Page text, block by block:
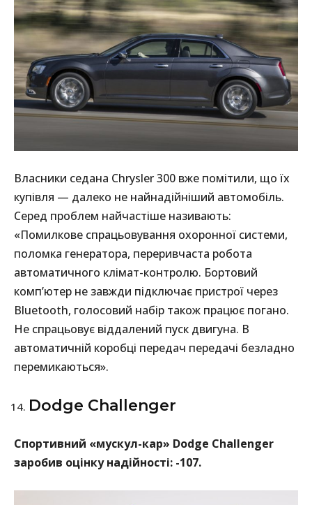
Власники седана Chrysler 300 вже помітили, що їх
купівля — далеко не найнадійніший автомобіль.
Серед проблем найчастіше називають:
«Помилкове спрацьовування охоронної системи,
поломка генератора, переривчаста робота
автоматичного клімат-контролю. Бортовий
комп’ютер не завжди підключає пристрої через
Bluetooth, голосовий набір також працює погано.
Не спрацьовує віддалений пуск двигуна. В
автоматичній коробці передач передачі безладно
перемикаються».
Dodge Challenger
Спортивний «мускул-кар» Dodge Challenger
заробив оцінку надійності: -107.